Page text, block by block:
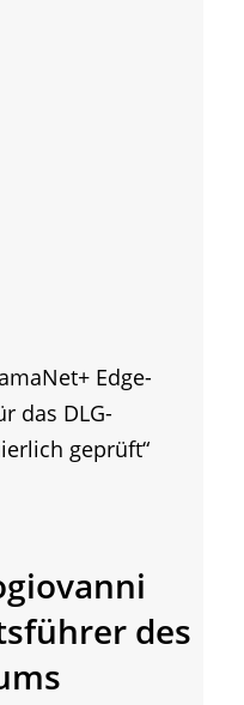
Edge-
das DLG-
geprüft“
des